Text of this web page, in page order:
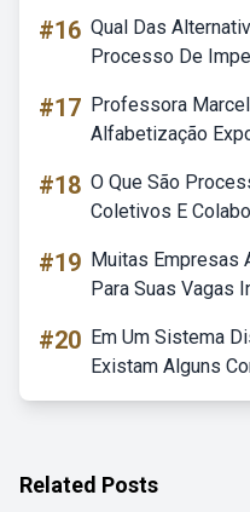
#16 Qual Das
Processo De
#17 Professora
Alfabetização
#18 O Que São
Coletivos E
#19 Muitas Empresas
Para Suas Vagas
#20 Em Um Sistema
Existam Alguns
Related Posts